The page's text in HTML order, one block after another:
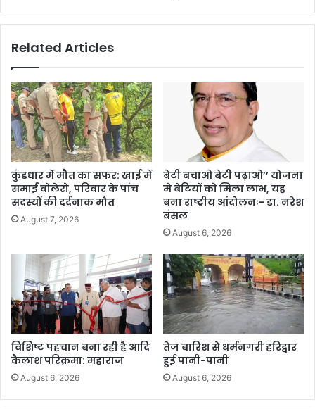
Related Articles
कुंडधार में मौत का सफर: खाई में
समाई बोलेरो, परिवार के पांच
सदस्यों की दर्दनाक मौत
August 7, 2026
बेटी बचाओ बेटी पढ़ाओ’’ योजना
मे बेटियों को मिला लाभ, यह
बना राष्ट्रीय आंदोलनः- डा. नरेश
बंसल
August 6, 2026
विशिष्ट पहचान बना रही है आदि
कैलाश परिक्रमा: महाराज
August 6, 2026
तेज बारिश से धर्मनगरी हरिद्वार
हुई पानी-पानी
August 6, 2026